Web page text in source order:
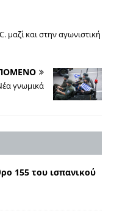
μαζί και στην αγωνιστική
γνωμικά
155 του ισπανικού